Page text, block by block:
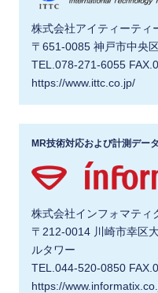
株式会社アイティーティ
〒651-0085 神戸市中央
TEL.078-271-6055
https://www.ittc.co.jp/
MR技術対応および計測デー
株式会社インフォマティ
〒212-0014 川崎市幸区
ルタワー
TEL.044-520-0850
https://